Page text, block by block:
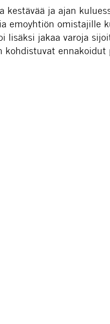
ja ajan
emoyhtiön omistajille
lisäksi jakaa varoja
ennakoidut